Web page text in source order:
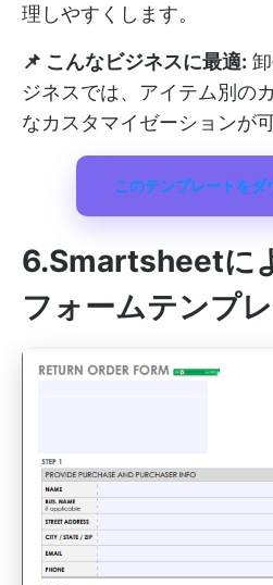
理しやすくします。
📌 こんなビジネスに最適:
ジネスでは、アイテム別の
なカスタマイゼーションが
このテンプレートをダ
6.Smartsheetに
フォームテンプ